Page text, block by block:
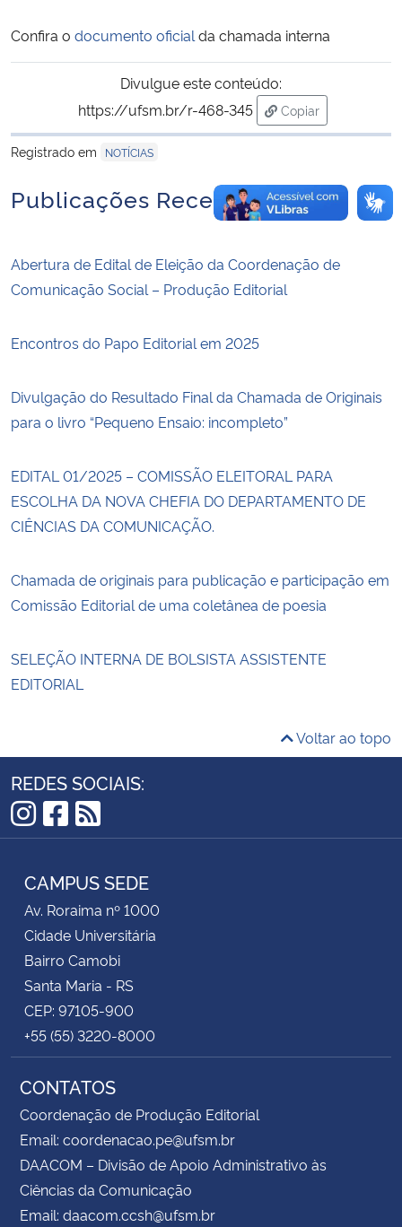
Confira o documento oficial da chamada interna
Divulgue este conteúdo:
https://ufsm.br/r-468-345
Copiar
para área de
Registrado em
NOTÍCIAS
Publicações Recentes
Abertura de Edital de Eleição da Coordenação de
Comunicação Social – Produção Editorial
Encontros do Papo Editorial em 2025
Divulgação do Resultado Final da Chamada de Originais
para o livro “Pequeno Ensaio: incompleto”
EDITAL 01/2025 – COMISSÃO ELEITORAL PARA
ESCOLHA DA NOVA CHEFIA DO DEPARTAMENTO DE
CIÊNCIAS DA COMUNICAÇÃO.
Chamada de originais para publicação e participação em
Comissão Editorial de uma coletânea de poesia
SELEÇÃO INTERNA DE BOLSISTA ASSISTENTE
EDITORIAL
Voltar ao topo
REDES SOCIAIS:
Instagram
Facebook
RSS
CAMPUS SEDE
Av. Roraima nº 1000
Cidade Universitária
Bairro Camobi
Santa Maria - RS
CEP: 97105-900
+55 (55) 3220-8000
CONTATOS
Coordenação de Produção Editorial
Email: coordenacao.pe@ufsm.br
DAACOM – Divisão de Apoio Administrativo às
Ciências da Comunicação
Email: daacom.ccsh@ufsm.br